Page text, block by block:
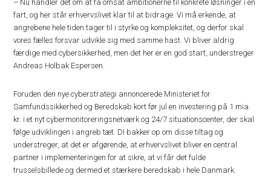
– Nu handler det om at få omsat ambitionerne til konkrete løsninger i en
fart, og her står erhvervslivet klar til at bidrage. Vi må erkende, at
angrebene hele tiden tager til i styrke og kompleksitet, og derfor skal
vores fælles forsvar udvikle sig med samme hast. Vi bliver aldrig
færdige med cybersikkerhed, men det her er en god start, understreger
Andreas Holbak Espersen.
Foruden den nye cyberstrategi annoncerede Ministeriet for
Samfundssikkerhed og Beredskab kort før jul en investering på 1 mia.
kr. i et nyt cybermonitoreringsnetværk og 24/7 situationscenter, der skal
følge udviklingen i angreb tæt. DI bakker op om disse tiltag og
understreger, at det er afgørende, at erhvervslivet bliver en central
partner i implementeringen for at sikre, at vi får det fulde
trusselsbillede og dermed et stærkere beredskab i hele Danmark.